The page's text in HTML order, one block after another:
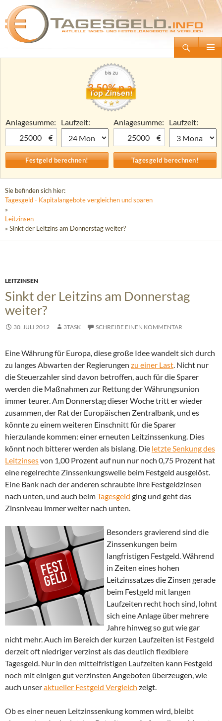
Tagesgeld.info – Tagesgeldkonten vergleichen und Tagesgeld-Zinsen berechnen
Zum
3,50% p.a.
Anlagesumme:
€
Laufzeit:
Anlagesumme:
€
Laufzeit:
Sie befinden sich hier:
Tagesgeld - Kapitalangebote vergleichen und sparen
»
Leitzinsen
» Sinkt der Leitzins am Donnerstag weiter?
LEITZINSEN
Sinkt der Leitzins am Donnerstag
weiter?
30. JULI 2012 3TASK SCHREIBE EINEN KOMMENTAR
Eine Währung für Europa, diese große Idee wandelt sich durch
zu langes Abwarten der Regierungen zu einer Last. Nicht nur
die Steuerzahler sind davon betroffen, auch für die Sparer
werden die Maßnahmen zur Rettung der Währungsunion
immer teurer. Am Donnerstag dieser Woche tritt er wieder
zusammen, der Rat der Europäischen Zentralbank, und es
könnte zu einem weiteren Einschnitt für die Sparer
hierzulande kommen: einer erneuten Leitzinssenkung. Dies
könnt noch bitterer werden als bislang. Die letzte Senkung des
Leitzinsesvon 1,00 Prozent auf nun nur noch 0,75 Prozent hat
eine regelrechte Zinssenkungswelle beim Festgeld ausgelöst.
Eine Bank nach der anderen schraubte ihre Festgeldzinsen
nach unten, und auch beimTagesgeld ging und geht das
Zinsniveau immer weiter nach unten.
Besonders gravierend sind die
Zinssenkungen beim
langfristigen Festgeld. Während
in Zeiten eines hohen
Leitzinssatzes die Zinsen gerade
beim Festgeld mit langen
Laufzeiten recht hoch sind, lohnt
sich eine Anlage über mehrere
Jahre hinweg so gut wie gar
nicht mehr. Auch im Bereich der kurzen Laufzeiten ist Festgeld
derzeit oft niedriger verzinst als das deutlich flexiblere
Tagesgeld. Nur in den mittelfristigen Laufzeiten kann Festgeld
noch mit einigen gut verzinsten Angeboten überzeugen, wie
auch unseraktueller Festgeld Vergleich zeigt.
Ob es einer neuen Leitzinssenkung kommen wird, bleibt